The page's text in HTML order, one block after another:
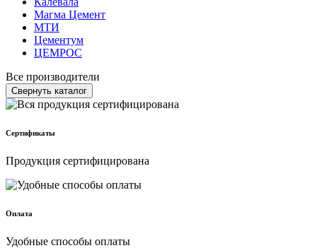
Магма Цемент
МТИ
Цементум
ЦЕМРОС
Все производители
Свернуть каталог
Сертификаты
Продукция сертифицирована
Оплата
Удобные способы оплаты